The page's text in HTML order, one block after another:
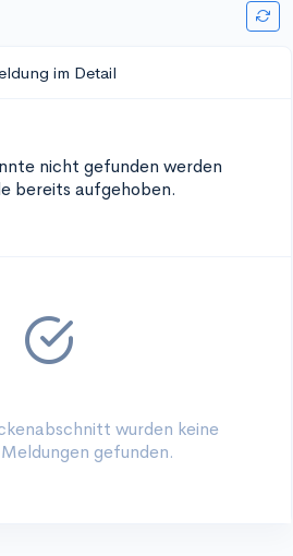
im Detail
nicht gefunden werden
bereits aufgehoben.
wurden keine
gefunden.